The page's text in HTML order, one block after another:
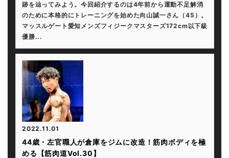
跡を辿ってみよう。今回紹介するのは4年前から運動不足解消
のために本格的にトレーニングを始めた向山誠一さん（45）。
マッスルゲート愛知メンズフィジークマスターズ172cm以下級
優勝...
2022.11.01
44歳・左官職人が倉庫をジムに改造！筋肉ボディを極
める【筋肉道Vol.30】